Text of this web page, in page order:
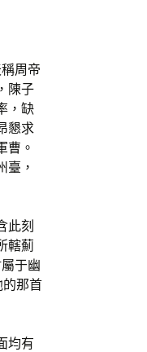
周帝
陳子
，缺
懇求
曹。
臺，
此刻
轄薊
于幽
那首
均有